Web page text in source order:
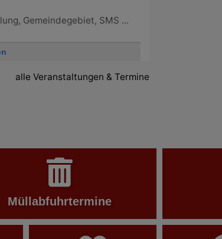
Gemeindegebiet, SMS ...
alle Veranstaltungen & Termine
Müllabfuhrtermine